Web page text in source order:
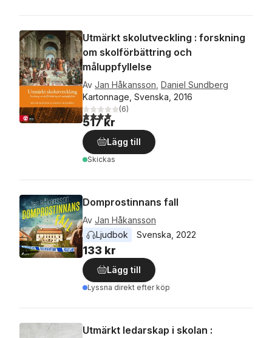
Utmärkt skolutveckling : forskning
om skolförbättring och
måluppfyllelse
Av Jan Håkansson Daniel Sundberg
Kartonnage, Svenska, 2016
4,0utav 5 stjärnor. Totalt antal röster:
(6)
517 kr
Lägg till
Skickas
Domprostinnans fall
Av Jan Håkansson
Ljudbok
Svenska 2022
133 kr
Lägg till
Lyssna direkt efter köp
Utmärkt ledarskap i skolan :